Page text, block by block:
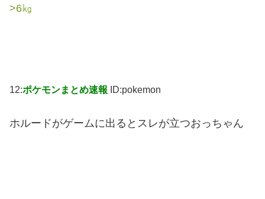
>6㎏
12:ポケモンまとめ速報 ID:pokemon
ホルードがゲームに出るとスレが立つおっちゃん